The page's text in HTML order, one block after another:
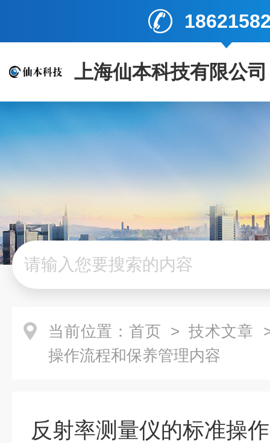
上海仙本科技有限公司
当前位置： 首页 > 技术文章
操作流程和保养管理内容
反射率测量仪的标准操